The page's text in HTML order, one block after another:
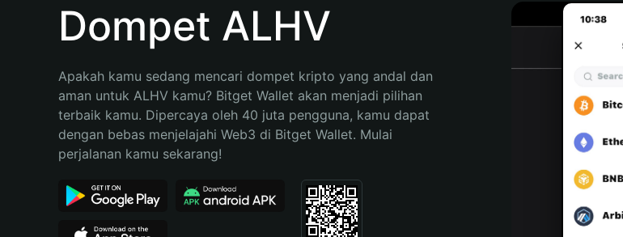
Bahasa Indonesia
Español (Argentina)
Dompet ALHV
Apakah kamu sedang mencari dompet kripto yang andal dan
aman untuk ALHV kamu? Bitget Wallet akan menjadi pilihan
terbaik kamu. Dipercaya oleh 40 juta pengguna, kamu dapat
dengan bebas menjelajahi Web3 di Bitget Wallet. Mulai
perjalanan kamu sekarang!